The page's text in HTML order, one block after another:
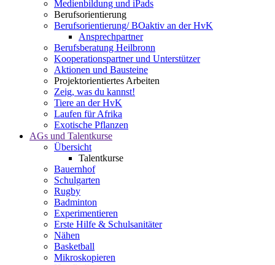
Medienbildung und iPads
Berufsorientierung
Berufsorientierung/ BOaktiv an der HvK
Ansprechpartner
Berufsberatung Heilbronn
Kooperationspartner und Unterstützer
Aktionen und Bausteine
Projektorientiertes Arbeiten
Zeig, was du kannst!
Tiere an der HvK
Laufen für Afrika
Exotische Pflanzen
AGs und Talentkurse
Übersicht
Talentkurse
Bauernhof
Schulgarten
Rugby
Badminton
Experimentieren
Erste Hilfe & Schulsanitäter
Nähen
Basketball
Mikroskopieren